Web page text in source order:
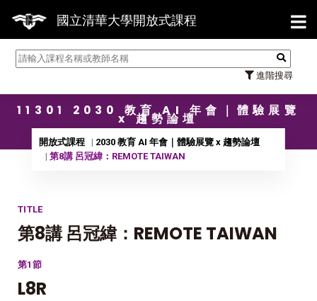
國立清華大學開放式課程
進階搜尋
【
11301 2030 教育 AI 年會｜體驗展覽
x 趨勢論壇
開放式課程
2030 教育 AI 年會｜體驗展覽 x 趨勢論壇
第8講 呂冠緯：REMOTE TAIWAN
TITLE
第8講 呂冠緯：REMOTE TAIWAN
第1節
L8R